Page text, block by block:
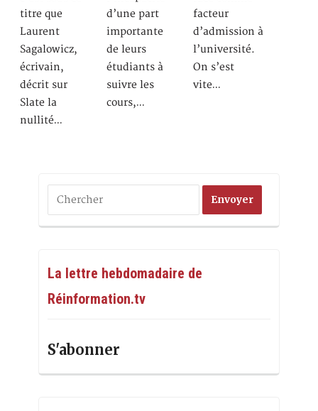
titre que
Laurent
Sagalowicz,
écrivain,
décrit sur
Slate la
nullité…
d’une part
importante
de leurs
étudiants à
suivre les
cours,…
facteur
d’admission à
l’université.
On s’est
vite…
La lettre hebdomadaire de
Réinformation.tv
S'abonner